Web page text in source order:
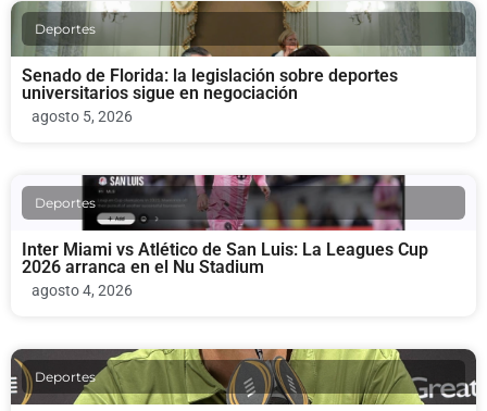
Deportes
Senado de Florida: la legislación sobre deportes
universitarios sigue en negociación
agosto 5, 2026
Deportes
Inter Miami vs Atlético de San Luis: La Leagues Cup
2026 arranca en el Nu Stadium
agosto 4, 2026
Deportes